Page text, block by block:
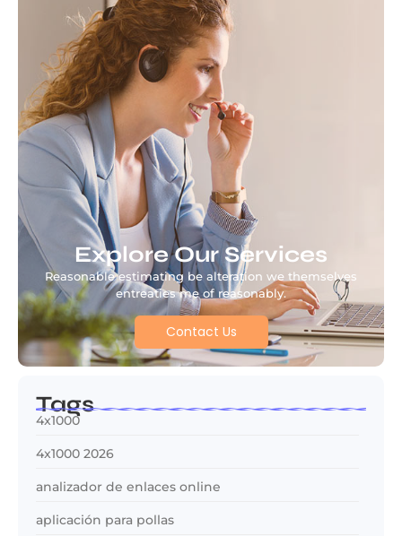
Explore Our Services
Reasonable estimating be alteration we themselves
entreaties me of reasonably.
Contact Us
Tags
4x1000
4x1000 2026
analizador de enlaces online
aplicación para pollas